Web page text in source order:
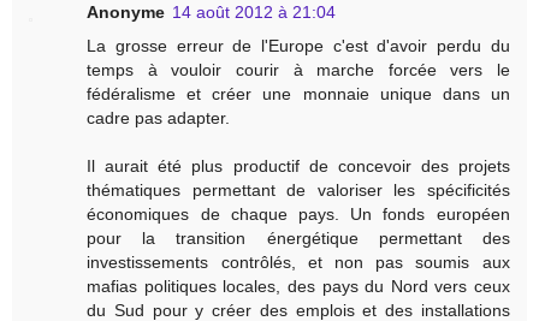
Anonyme 14 août 2012 à 21:04
La grosse erreur de l'Europe c'est d'avoir perdu du
temps à vouloir courir à marche forcée vers le
fédéralisme et créer une monnaie unique dans un
cadre pas adapter.
Il aurait été plus productif de concevoir des projets
thématiques permettant de valoriser les spécificités
économiques de chaque pays. Un fonds européen
pour la transition énergétique permettant des
investissements contrôlés, et non pas soumis aux
mafias politiques locales, des pays du Nord vers ceux
du Sud pour y créer des emplois et des installations